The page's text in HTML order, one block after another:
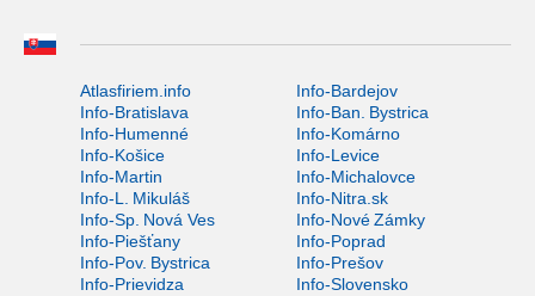
Atlasfiriem.info
Info-Bardejov
Info-Bratislava
Info-Ban. Bystrica
Info-Humenné
Info-Komárno
Info-Košice
Info-Levice
Info-Martin
Info-Michalovce
Info-L. Mikuláš
Info-Nitra.sk
Info-Sp. Nová Ves
Info-Nové Zámky
Info-Piešťany
Info-Poprad
Info-Pov. Bystrica
Info-Prešov
Info-Prievidza
Info-Slovensko